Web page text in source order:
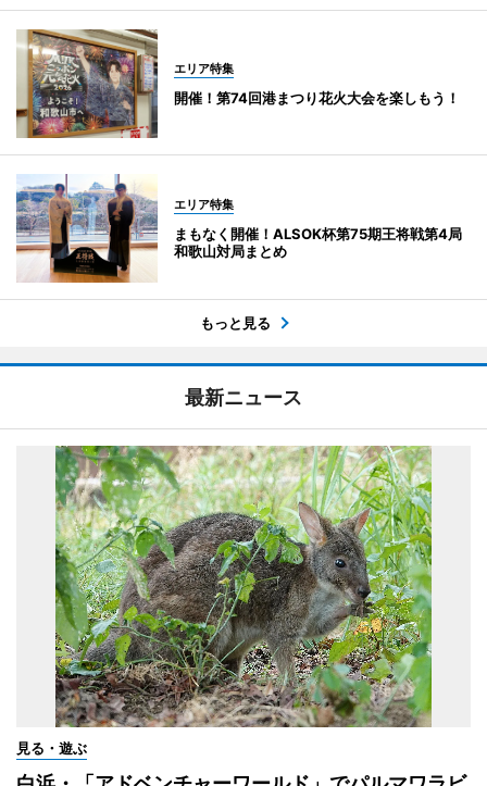
エリア特集
開催！第74回港まつり花火大会を楽しもう！
エリア特集
まもなく開催！ALSOK杯第75期王将戦第4局
和歌山対局まとめ
もっと見る
最新ニュース
見る・遊ぶ